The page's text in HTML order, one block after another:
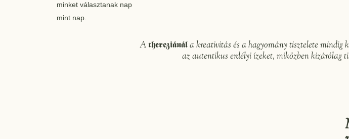
minket választanak nap
mint nap.
Athereziánál a kreativitás és a hagyomány tisztelete mindig
az autentikus erdélyi ízeket, miközben kizárólag